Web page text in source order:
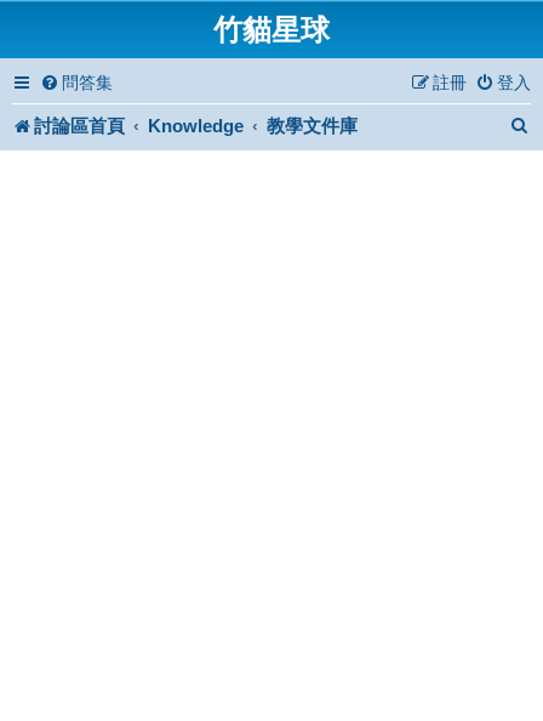
竹貓星球
問答集 登入
註冊
討論區首頁 Knowledge 教學文件庫